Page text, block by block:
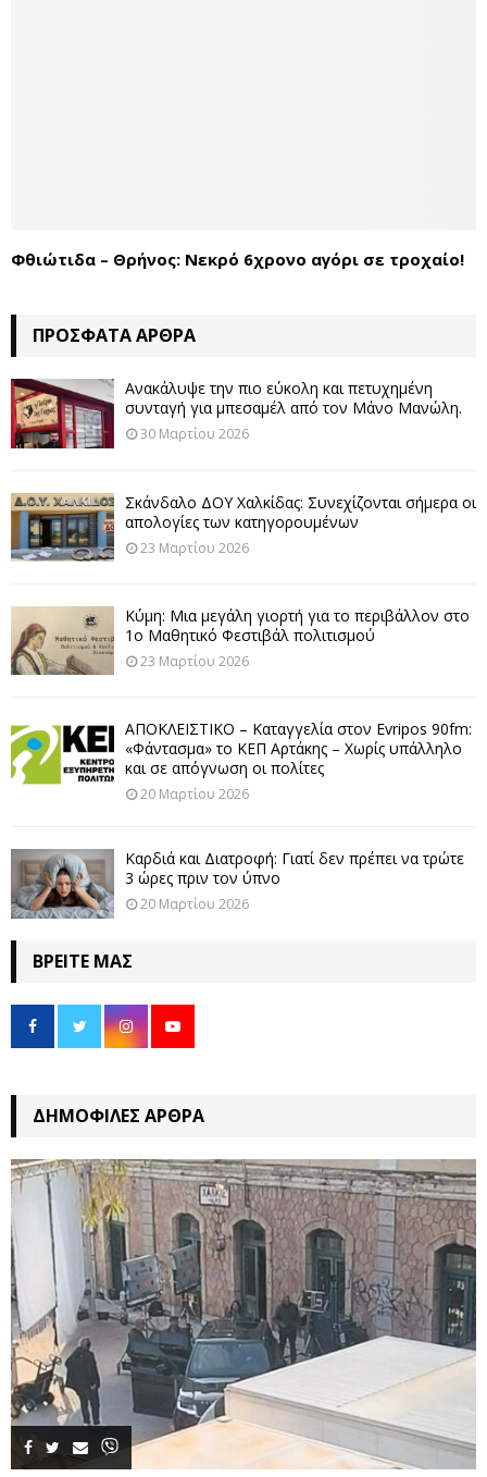
Φθιώτιδα – Θρήνος: Νεκρό 6χρονο αγόρι σε τροχαίο!
ΠΡΌΣΦΑΤΑ ΆΡΘΡΑ
Ανακάλυψε την πιο εύκολη και πετυχημένη
συνταγή για μπεσαμέλ από τον Μάνο Μανώλη.
30 Μαρτίου 2026
Σκάνδαλο ΔΟΥ Χαλκίδας: Συνεχίζονται σήμερα οι
απολογίες των κατηγορουμένων
23 Μαρτίου 2026
Κύμη: Μια μεγάλη γιορτή για το περιβάλλον στο
1ο Μαθητικό Φεστιβάλ πολιτισμού
23 Μαρτίου 2026
ΑΠΟΚΛΕΙΣΤΙΚΟ – Καταγγελία στον Evripos 90fm:
«Φάντασμα» το ΚΕΠ Αρτάκης – Χωρίς υπάλληλο
και σε απόγνωση οι πολίτες
20 Μαρτίου 2026
Καρδιά και Διατροφή: Γιατί δεν πρέπει να τρώτε
3 ώρες πριν τον ύπνο
20 Μαρτίου 2026
ΒΡΕΊΤΕ ΜΑΣ
ΔΗΜΟΦΙΛΈΣ ΆΡΘΡΑ